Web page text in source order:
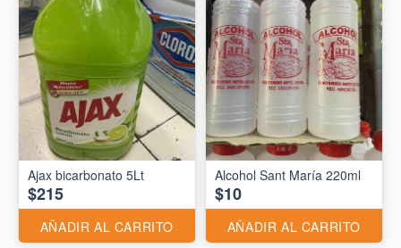
Ajax bicarbonato 5Lt
$215
AÑADIR AL CARRITO
Alcohol Sant María 220ml
$10
AÑADIR AL CARRITO